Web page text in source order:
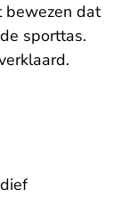
bewezen dat
sporttas.